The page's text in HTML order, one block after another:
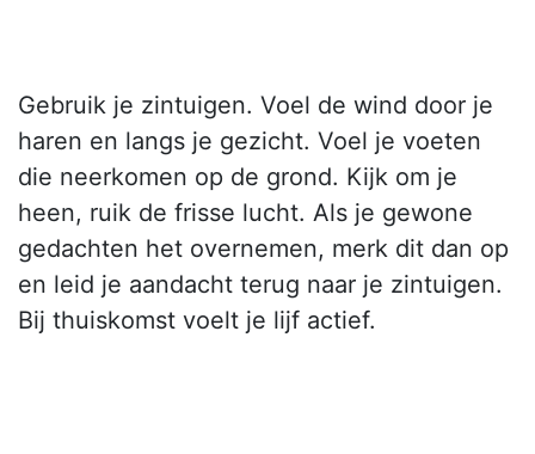
Gebruik je zintuigen. Voel de wind door je
haren en langs je gezicht. Voel je voeten
die neerkomen op de grond. Kijk om je
heen, ruik de frisse lucht. Als je gewone
gedachten het overnemen, merk dit dan op
en leid je aandacht terug naar je zintuigen.
Bij thuiskomst voelt je lijf actief.